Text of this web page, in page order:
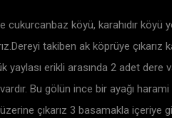
köyü, karahıdır
takiben ak köprüye
yaylası erikli arasında 2 adet
Bu gölün ince bir ayağı
çıkarız 3 basamakla içeriye